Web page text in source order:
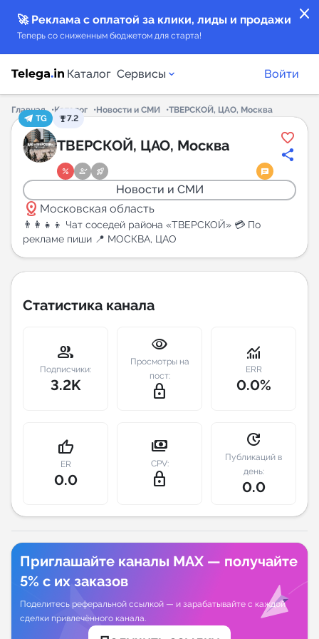
close
🚀 Реклама с оплатой за клики, лиды и продажи
Теперь со сниженным бюджетом для старта!
Каталог Сервисы
Каталог каналов
Каталог ботов
Горящие предложения
Индекс читаемости каналов в Telegram
New
New
Индивидуальное сопровождение
Аналитика Telegram
Войти
Главная Каталог Новости и СМИ
ТВЕРСКОЙ, ЦАО, Москва
TG
7.2
ТВЕРСКОЙ, ЦАО, Москва
Новости и СМИ
distance Московская область
👨‍👩‍👧‍👦 Чат соседей района «ТВЕРСКОЙ» 💳 По
рекламе пиши 📍 МОСКВА, ЦАО
Статистика канала
group
Подписчики:
3.2K
visibility
Просмотры на
пост:
lock_outline
monitoring
ERR
0.0%
thumb_up
ER
0.0
payments
CPV:
lock_outline
update
Публикаций в
день:
0.0
Приглашайте каналы MAX — получайте
5% с их заказов
Поделитесь реферальной ссылкой — и зарабатывайте с каждой
сделки привлечённого канала.